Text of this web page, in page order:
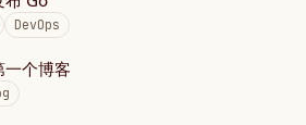
DevOps
一个博客